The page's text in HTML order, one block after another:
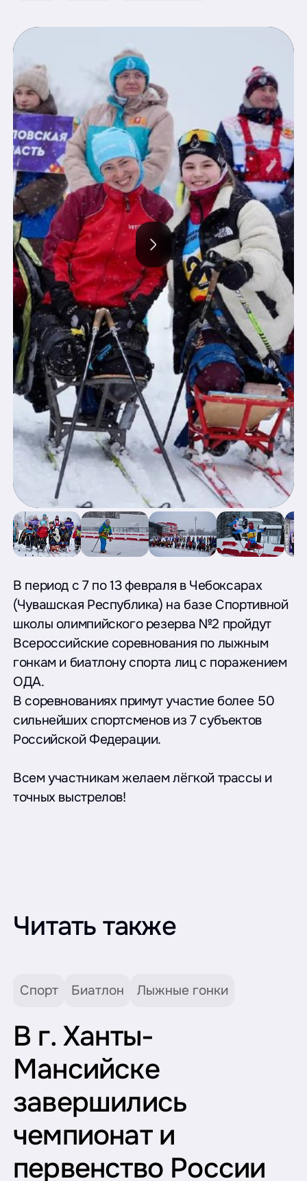
В период с 7 по 13 февраля в Чебоксарах
(Чувашская Республика) на базе Спортивной
школы олимпийского резерва №2 пройдут
Всероссийские соревнования по лыжным
гонкам и биатлону спорта лиц с поражением
ОДА.
В соревнованиях примут участие более 50
сильнейших спортсменов из 7 субъектов
Российской Федерации.
Всем участникам желаем лёгкой трассы и
точных выстрелов!
Читать также
Спорт Биатлон Лыжные гонки
В г. Ханты-
Мансийске
завершились
чемпионат и
первенство России